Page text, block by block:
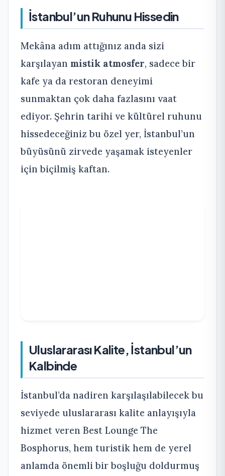
İstanbul’un Ruhunu Hissedin
Mekâna adım attığınız anda sizi
karşılayan mistik atmosfer, sadece bir
kafe ya da restoran deneyimi
sunmaktan çok daha fazlasını vaat
ediyor. Şehrin tarihi ve kültürel ruhunu
hissedeceğiniz bu özel yer, İstanbul’un
büyüsünü zirvede yaşamak isteyenler
için biçilmiş kaftan.
Uluslararası Kalite, İstanbul’un
Kalbinde
İstanbul’da nadiren karşılaşılabilecek bu
seviyede uluslararası kalite anlayışıyla
hizmet veren Best Lounge The
Bosphorus, hem turistik hem de yerel
anlamda önemli bir boşluğu doldurmuş